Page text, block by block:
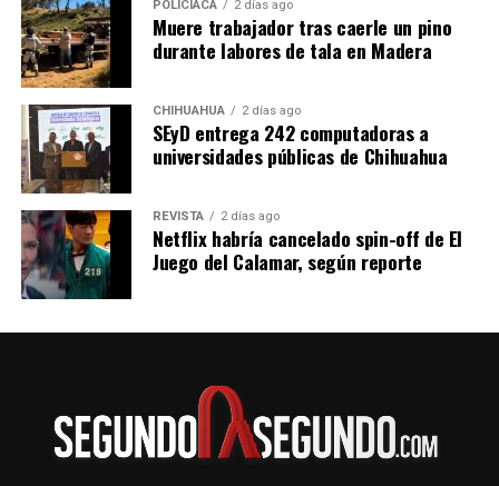
POLICIACA 2 días ago
Muere trabajador tras caerle un pino
durante labores de tala en Madera
CHIHUAHUA 2 días ago
SEyD entrega 242 computadoras a
universidades públicas de Chihuahua
REVISTA 2 días ago
Netflix habría cancelado spin-off de El
Juego del Calamar, según reporte